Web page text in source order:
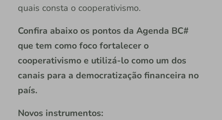
quais consta o cooperativismo.
Confira abaixo os pontos da Agenda BC#
que tem como foco fortalecer o
cooperativismo e utilizá-lo como um dos
canais para a democratização financeira no
país.
Novos instrumentos: